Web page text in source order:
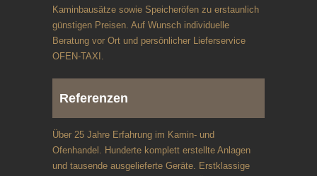
Kaminbausätze sowie Speicheröfen zu erstaunlich
günstigen Preisen. Auf Wunsch individuelle
Beratung vor Ort und persönlicher Lieferservice
OFEN-TAXI.
Referenzen
Über 25 Jahre Erfahrung im Kamin- und
Ofenhandel. Hunderte komplett erstellte Anlagen
und tausende ausgelieferte Geräte. Erstklassige